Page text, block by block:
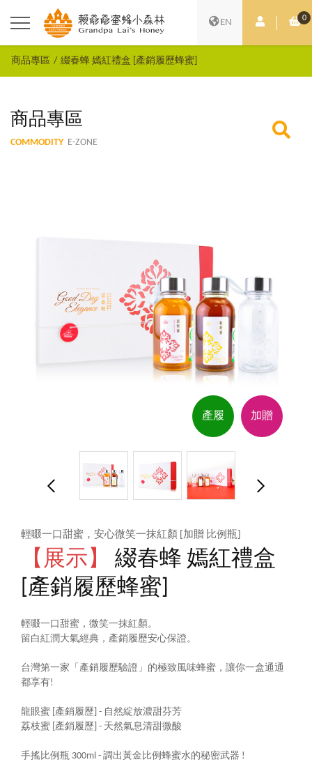
EN 會員中心0
購
商品專區 綴春蜂 嫣紅禮盒 [產銷履歷蜂蜜]
商品專區
COMMODITY E-ZONE
加贈
產履
輕啜一口甜蜜，安心微笑一抹紅顏 [加贈 比例瓶]
【展示】
綴春蜂 嫣紅禮盒
[產銷履歷蜂蜜]
輕啜一口甜蜜，微笑一抹紅顏。
留白紅潤大氣經典，產銷履歷安心保證。
台灣第一家「產銷履歷驗證」的極致風味蜂蜜，讓你一盒通通
都享有!
龍眼蜜 [產銷履歷] - 自然綻放濃甜芬芳
荔枝蜜 [產銷履歷] - 天然氣息清甜微酸
手搖比例瓶 300ml - 調出黃金比例蜂蜜水的秘密武器 !